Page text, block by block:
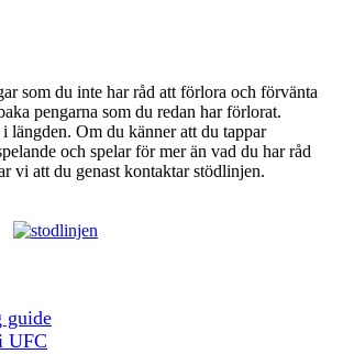
som du inte har råd att förlora och förvänta
pengarna som du redan har förlorat.
längden. Om du känner att du tappar
och spelar för mer än vad du har råd
vi att du genast kontaktar stödlinjen.
guide
UFC